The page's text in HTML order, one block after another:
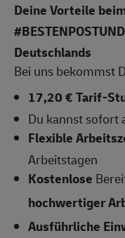
Deine Vorteile
Deutschlands
Bei uns bekommst
17,20 € Tarif-
Du kannst sofort
Flexible
Arbeitstagen
Kostenlose
hochwertiger
Ausführliche